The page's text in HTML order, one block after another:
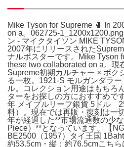
Mike Tyson for Supreme 🥊 In
on a。062725-
ン - マイクタイソン MIKE
2007年にリリースされた
ナルポスターです。Mike Tyson
these two collaborated on a。現
Supreme初期カルチャー × ボク
る一枚。1921-S モルガンダラ
ル。コレクション用途はもちろ
ターをお探しの方におすすめで
年 メイプルリーフ銀貨 5ドル
料）。現在では再販・復刻は一
年が経過した**市場流通数の少
Piece）**となっています。【
BE2500（1957）タイ王国
約53.5cm・縦：約76.5cmこち